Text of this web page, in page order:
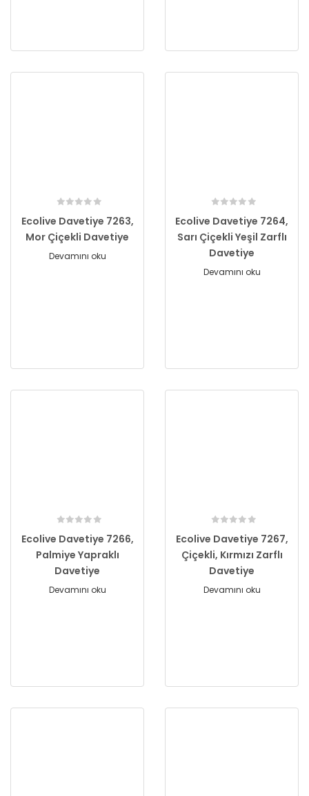
Ecolive Davetiye 7263,
Mor Çiçekli Davetiye
Devamını oku
Ecolive Davetiye 7264,
Sarı Çiçekli Yeşil Zarflı
Davetiye
Devamını oku
Ecolive Davetiye 7266,
Palmiye Yapraklı
Davetiye
Devamını oku
Ecolive Davetiye 7267,
Çiçekli, Kırmızı Zarflı
Davetiye
Devamını oku